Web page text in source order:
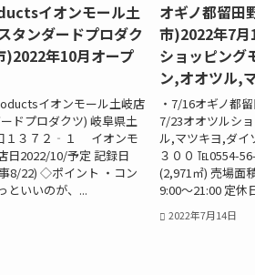
イオンモール土
タンダードプロダク
)2022年10月オープ
イオンモール土岐店
ドプロダクツ) 岐阜県土
１３７２‐１ イオンモ
日2022/10/予定 記録日
8/22) ◇ポイント ・コン
いいのが、...
オギノ都留田
市)2022年7月
ショッピング
ン,オオツル,
・7/16オギノ都
7/23オオツル
ル,マツキヨ,ダ
３００ ℡0554-
(2,971㎡) 売場面
9:00～21:00 定
2022年7月14日